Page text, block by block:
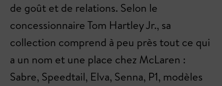
de goût et de relations. Selon le
concessionnaire Tom Hartley Jr., sa
collection comprend à peu près tout ce qui
a un nom et une place chez McLaren :
Sabre, Speedtail, Elva, Senna, P1, modèles